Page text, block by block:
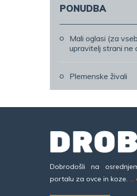
PONUDBA
Mali oglasi (za
upravitelj strani ne
Plemenske živali
Dobrodošli na
portalu za ovce in koze. ...